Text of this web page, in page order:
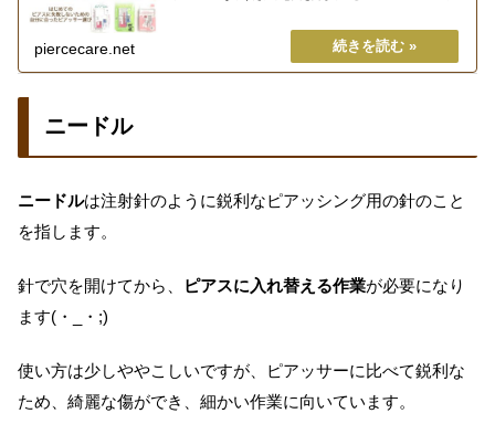
piercecare.net
ニードル
ニードルは注射針のように鋭利なピアッシング用の針のこと
を指します。
針で穴を開けてから、 ピアスに入れ替える作業が必要になり
ます(・_・;)
使い方は少しややこしいですが、ピアッサーに比べて鋭利な
ため、綺麗な傷ができ、細かい作業に向いています。